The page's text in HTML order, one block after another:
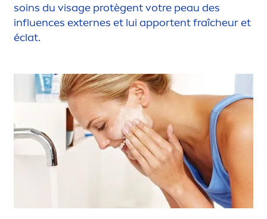
soins du visage protègent votre peau des
influences externes et lui apportent fraîcheur et
éclat.